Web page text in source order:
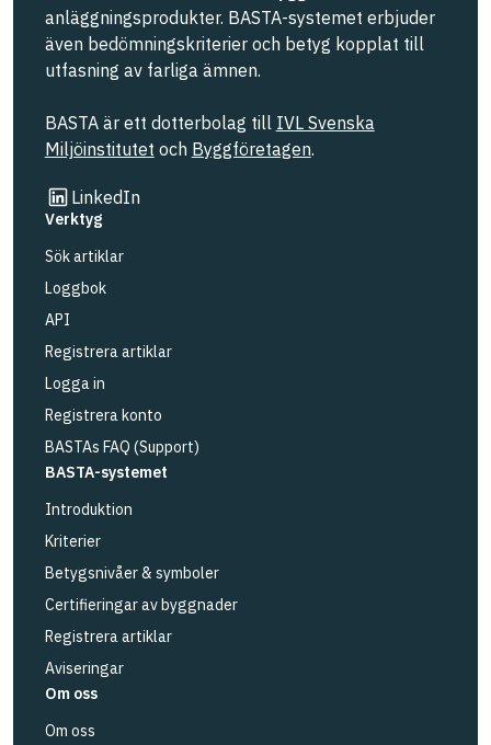
anläggningsprodukter. BASTA-systemet erbjuder
även bedömningskriterier och betyg kopplat till
utfasning av farliga ämnen.
BASTA är ett dotterbolag till IVL Svenska
Miljöinstitutet och Byggföretagen.
LinkedIn
Länk till annan webbplats
Verktyg
Sök artiklar
Loggbok
API
Registrera artiklar
Logga in
Registrera konto
BASTAs FAQ (Support)
BASTA-systemet
Introduktion
Kriterier
Betygsnivåer & symboler
Certifieringar av byggnader
Registrera artiklar
Aviseringar
Om oss
Om oss